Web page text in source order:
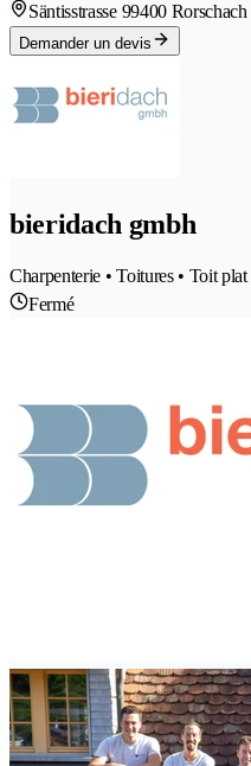
Säntisstrasse 99400 Rorschach
Demander un devis
bieridach gmbh
Charpenterie • Toitures • Toit
Fermé